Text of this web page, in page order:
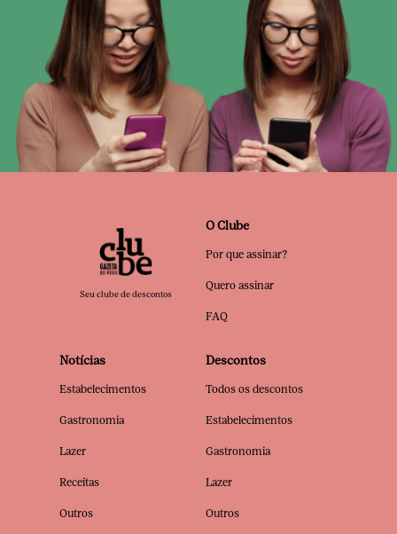
Seu clube de descontos
O Clube
Por que assinar?
Quero assinar
FAQ
Notícias
Estabelecimentos
Gastronomia
Lazer
Receitas
Outros
Descontos
Todos os descontos
Estabelecimentos
Gastronomia
Lazer
Outros